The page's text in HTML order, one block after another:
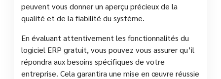
peuvent vous donner un aperçu précieux de la
qualité et de la fiabilité du système.
En évaluant attentivement les fonctionnalités du
logiciel ERP gratuit, vous pouvez vous assurer qu’il
répondra aux besoins spécifiques de votre
entreprise. Cela garantira une mise en œuvre réussie